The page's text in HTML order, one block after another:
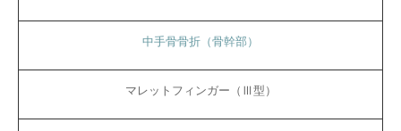
中手骨骨折（骨幹部）
マレットフィンガー（Ⅲ型）